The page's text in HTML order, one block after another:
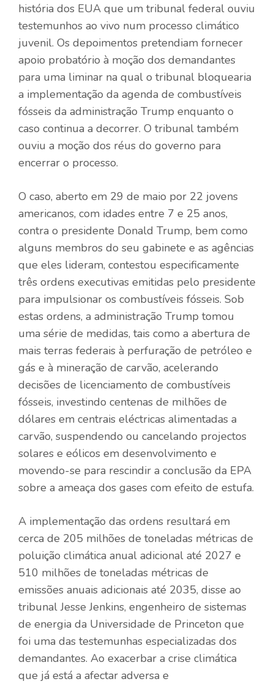
história dos EUA que um tribunal federal ouviu
testemunhos ao vivo num processo climático
juvenil. Os depoimentos pretendiam fornecer
apoio probatório à moção dos demandantes
para uma liminar na qual o tribunal bloquearia
a implementação da agenda de combustíveis
fósseis da administração Trump enquanto o
caso continua a decorrer. O tribunal também
ouviu a moção dos réus do governo para
encerrar o processo.
O caso, aberto em 29 de maio por 22 jovens
americanos, com idades entre 7 e 25 anos,
contra o presidente Donald Trump, bem como
alguns membros do seu gabinete e as agências
que eles lideram, contestou especificamente
três ordens executivas emitidas pelo presidente
para impulsionar os combustíveis fósseis. Sob
estas ordens, a administração Trump tomou
uma série de medidas, tais como a abertura de
mais terras federais à perfuração de petróleo e
gás e à mineração de carvão, acelerando
decisões de licenciamento de combustíveis
fósseis, investindo centenas de milhões de
dólares em centrais eléctricas alimentadas a
carvão, suspendendo ou cancelando projectos
solares e eólicos em desenvolvimento e
movendo-se para rescindir a conclusão da EPA
sobre a ameaça dos gases com efeito de estufa.
A implementação das ordens resultará em
cerca de 205 milhões de toneladas métricas de
poluição climática anual adicional até 2027 e
510 milhões de toneladas métricas de
emissões anuais adicionais até 2035, disse ao
tribunal Jesse Jenkins, engenheiro de sistemas
de energia da Universidade de Princeton que
foi uma das testemunhas especializadas dos
demandantes. Ao exacerbar a crise climática
que já está a afectar adversa e